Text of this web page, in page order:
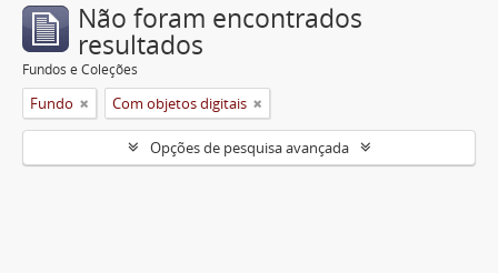
Não foram encontrados
resultados
Fundos e Coleções
Fundo Com objetos digitais
Opções de pesquisa avançada